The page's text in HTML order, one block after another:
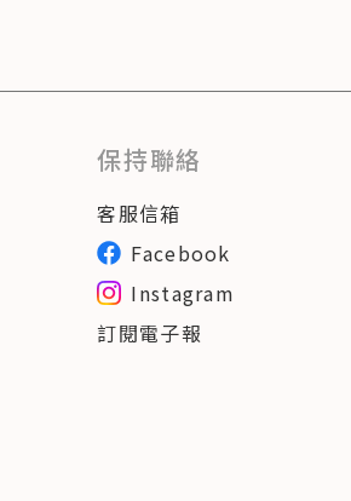
保持聯絡
客服信箱
Facebook
Instagram
訂閱電子報